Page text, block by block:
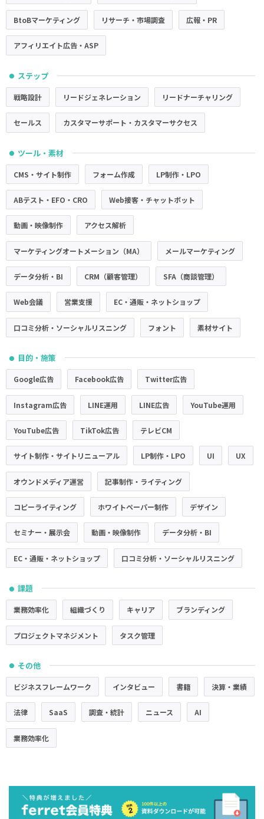
BtoBマーケティング リサーチ・市場調査 広報・PR
アフィリエイト広告・ASP
● ステップ
戦略設計 リードジェネレーション リードナーチャリング
セールス カスタマーサポート・カスタマーサクセス
● ツール・素材
CMS・サイト制作 フォーム作成 LP制作・LPO
ABテスト・EFO・CRO Web接客・チャットボット
動画・映像制作 アクセス解析
マーケティングオートメーション（MA） メールマーケティング
データ分析・BI CRM（顧客管理） SFA（商談管理）
Web会議 営業支援 EC・通販・ネットショップ
口コミ分析・ソーシャルリスニング フォント 素材サイト
● 目的・施策
Google広告 Facebook広告 Twitter広告
Instagram広告 LINE運用 LINE広告 YouTube運用
YouTube広告 TikTok広告 テレビCM
サイト制作・サイトリニューアル LP制作・LPO UI UX
オウンドメディア運営 記事制作・ライティング
コピーライティング ホワイトペーパー制作 デザイン
セミナー・展示会 動画・映像制作 データ分析・BI
EC・通販・ネットショップ 口コミ分析・ソーシャルリスニング
● 課題
業務効率化 組織づくり キャリア ブランディング
プロジェクトマネジメント タスク管理
● その他
ビジネスフレームワーク インタビュー 書籍 決算・業績
法律 SaaS 調査・統計 ニュース AI
業務効率化